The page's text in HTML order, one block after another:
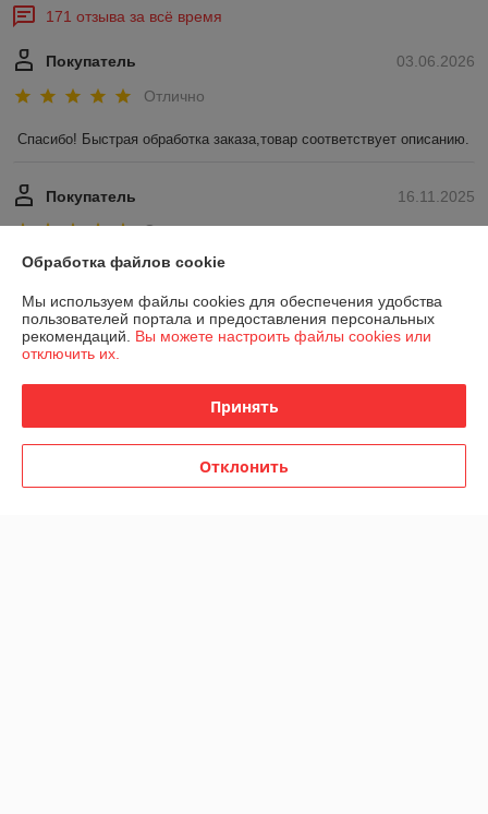
171 отзыва за всё время
03.06.2026
Покупатель
Отлично
Спасибо! Быстрая обработка заказа,товар соответствует описанию.
16.11.2025
Покупатель
Отлично
Показать все отзывы
О нас
Доставка и оплата
Обработка файлов cookie
Мы используем файлы cookies для обеспечения удобства
пользователей портала и предоставления персональных
рекомендаций. Вы можете настроить файлы cookies или
отключить их.
Принять
Отклонить